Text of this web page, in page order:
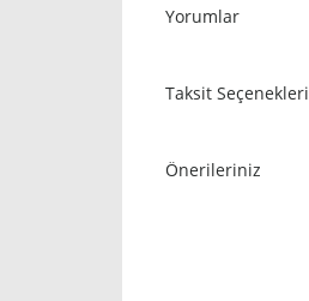
Yorumlar
Taksit Seçenekleri
Önerileriniz